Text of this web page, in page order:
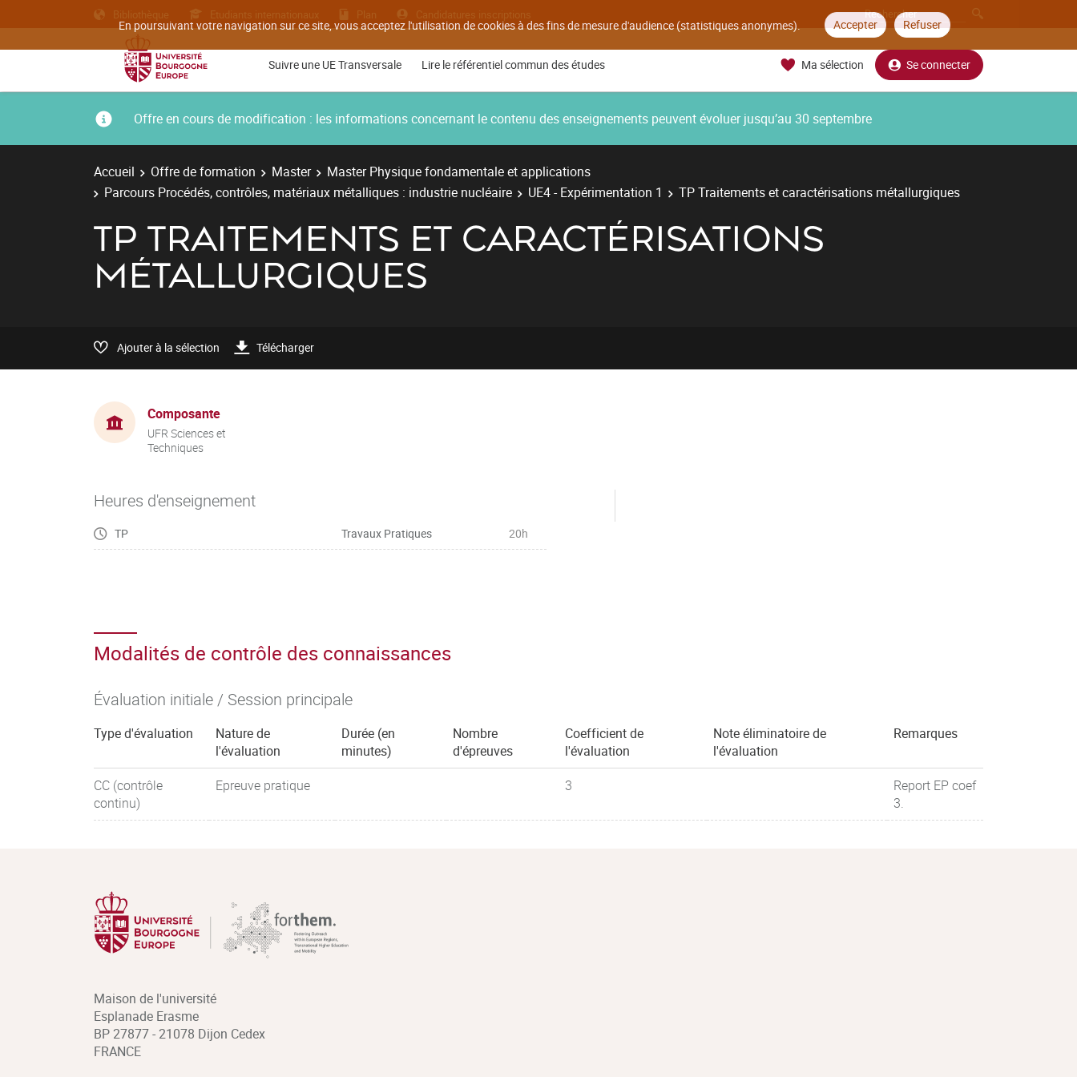
En poursuivant votre navigation sur ce site, vous acceptez l'utilisation de cookies à des fins de mesure d'audience (statistiques anonymes). Accepter Refuser
Bibliothèque Etudiants internationaux Plan Candidatures inscriptions
Suivre une UE Transversale Lire le référentiel commun des études Ma sélection Se connecter
Offre en cours de modification : les informations concernant le contenu des enseignements peuvent évoluer jusqu’au 30 septembre
Accueil Offre de formation Master
Master Physique fondamentale et applications
Parcours Procédés, contrôles, matériaux métalliques : industrie nucléaire
UE4 - Expérimentation 1 TP Traitements et caractérisations métallurgiques
TP TRAITEMENTS ET CARACTÉRISATIONS
MÉTALLURGIQUES
Ajouter à la sélection Télécharger
Composante
UFR Sciences et
Techniques
Heures d'enseignement
TP Travaux Pratiques 20h
Modalités de contrôle des connaissances
Évaluation initiale / Session principale
Type d'évaluation
Nature de
l'évaluation
Durée (en
minutes)
Nombre
d'épreuves
Coefficient de
l'évaluation
Note éliminatoire de
l'évaluation
Remarques
CC (contrôle
continu)
Epreuve pratique 3
Report EP coef
3.
Maison de l'université
Esplanade Erasme
BP 27877 - 21078 Dijon Cedex
FRANCE